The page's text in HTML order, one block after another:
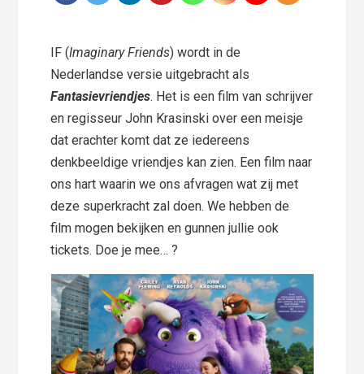
IF (Imaginary Friends) wordt in de
Nederlandse versie uitgebracht als
Fantasievriendjes. Het is een film van schrijver
en regisseur John Krasinski over een meisje
dat erachter komt dat ze iedereens
denkbeeldige vriendjes kan zien. Een film naar
ons hart waarin we ons afvragen wat zij met
deze superkracht zal doen. We hebben de
film mogen bekijken en gunnen jullie ook
tickets. Doe je mee… ?